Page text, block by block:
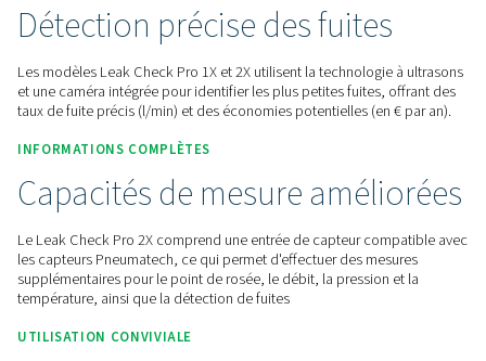
Contactez-nous pour obtenir un devis !
Accueil Instruments De Mesure
SURVEILLANCE DE PRÉCISION
Détection précise des